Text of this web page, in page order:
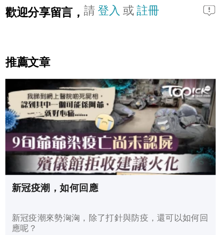
歡迎分享留言， 請登入 或註冊
推薦文章
新冠疫潮，如何回應
新冠疫潮來勢洶洶，除了打針與防疫，還可以如何回
應呢？